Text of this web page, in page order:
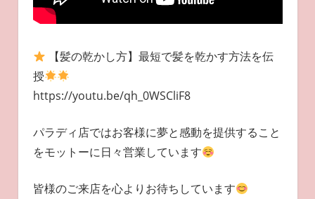
【髪の乾かし方】最短で髪を乾かす方法を伝
授
https://youtu.be/qh_0WSCliF8
パラディ店ではお客様に夢と感動を提供すること
をモットーに日々営業しています
皆様のご来店を心よりお待ちしています